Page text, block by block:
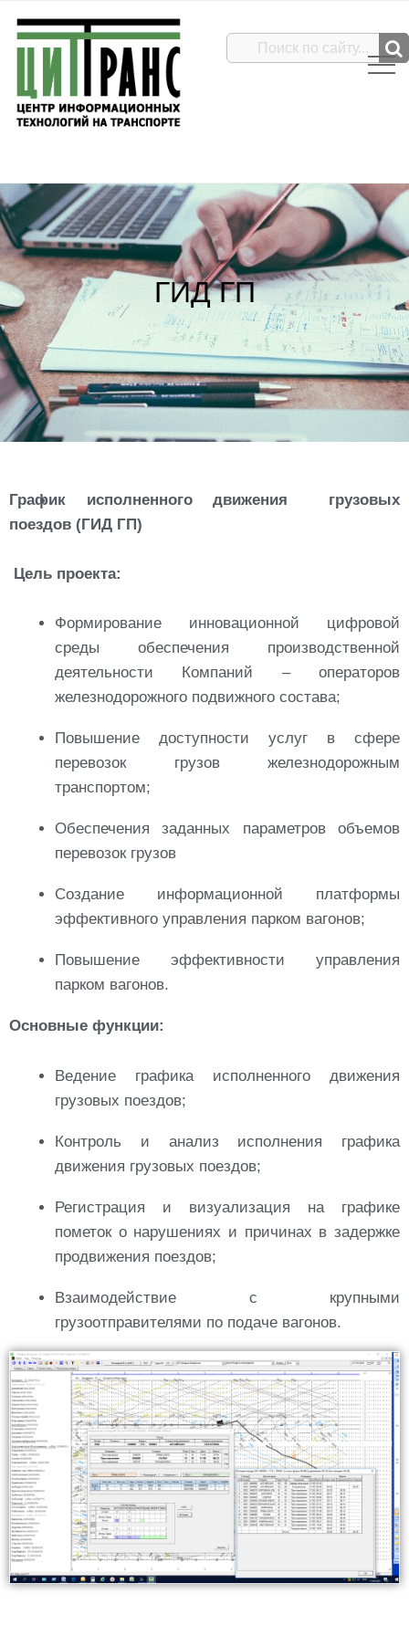
ГИД ГП
График исполненного движения грузовых
поездов (ГИД ГП)
Цель проекта:
Формирование инновационной цифровой
среды обеспечения производственной
деятельности Компаний – операторов
железнодорожного подвижного состава;
Повышение доступности услуг в сфере
перевозок грузов железнодорожным
транспортом;
Обеспечения заданных параметров объемов
перевозок грузов
Создание информационной платформы
эффективного управления парком вагонов;
Повышение эффективности управления
парком вагонов.
Основные функции:
Ведение графика исполненного движения
грузовых поездов;
Контроль и анализ исполнения графика
движения грузовых поездов;
Регистрация и визуализация на графике
пометок о нарушениях и причинах в задержке
продвижения поездов;
Взаимодействие с крупными
грузоотправителями по подаче вагонов.